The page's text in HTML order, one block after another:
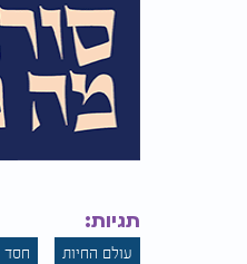
תגיות:
עולם החיות חסד